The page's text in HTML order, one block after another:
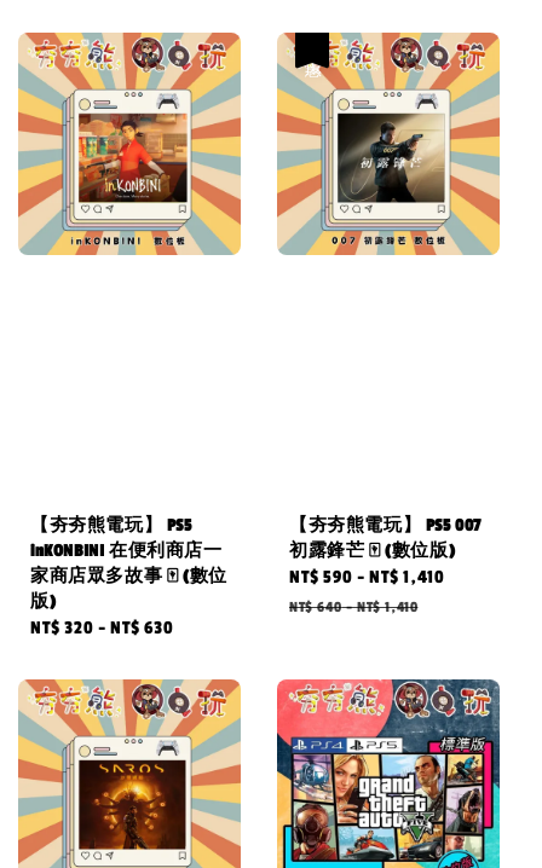
【夯夯熊電玩】 PS5
inKONBINI 在便利商店一
家商店眾多故事 🀄 (數位
版)
Regular
NT$ 320 -NT$ 630
【夯夯熊電玩】 PS5 007
初露鋒芒 🀄 (數位版)
Sale
price
NT$ 590 -NT$ 1,410
NT$ 640-NT$ 1,410